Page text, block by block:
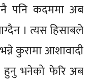
पनि कदममा अब
। त्यस हिसाबले
कुरामा आशावादी
हुनु भनेको फेरि अब